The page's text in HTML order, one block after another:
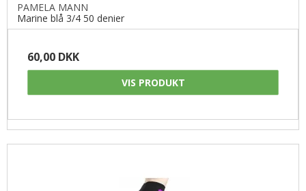
PAMELA MANN
Marine blå 3/4 50 denier
60,00 DKK
VIS PRODUKT